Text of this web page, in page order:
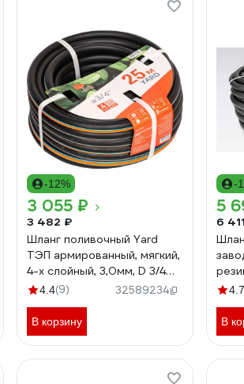
-12%
3 055 ₽
3 482 ₽
Шланг поливочный Yard
ТЭП армированный, мягкий,
4-х слойный, 3,0мм, D 3/4
,25м 66-3-425
4.4(9) 32589234
В корзину
-
5
6
д.4.7
В